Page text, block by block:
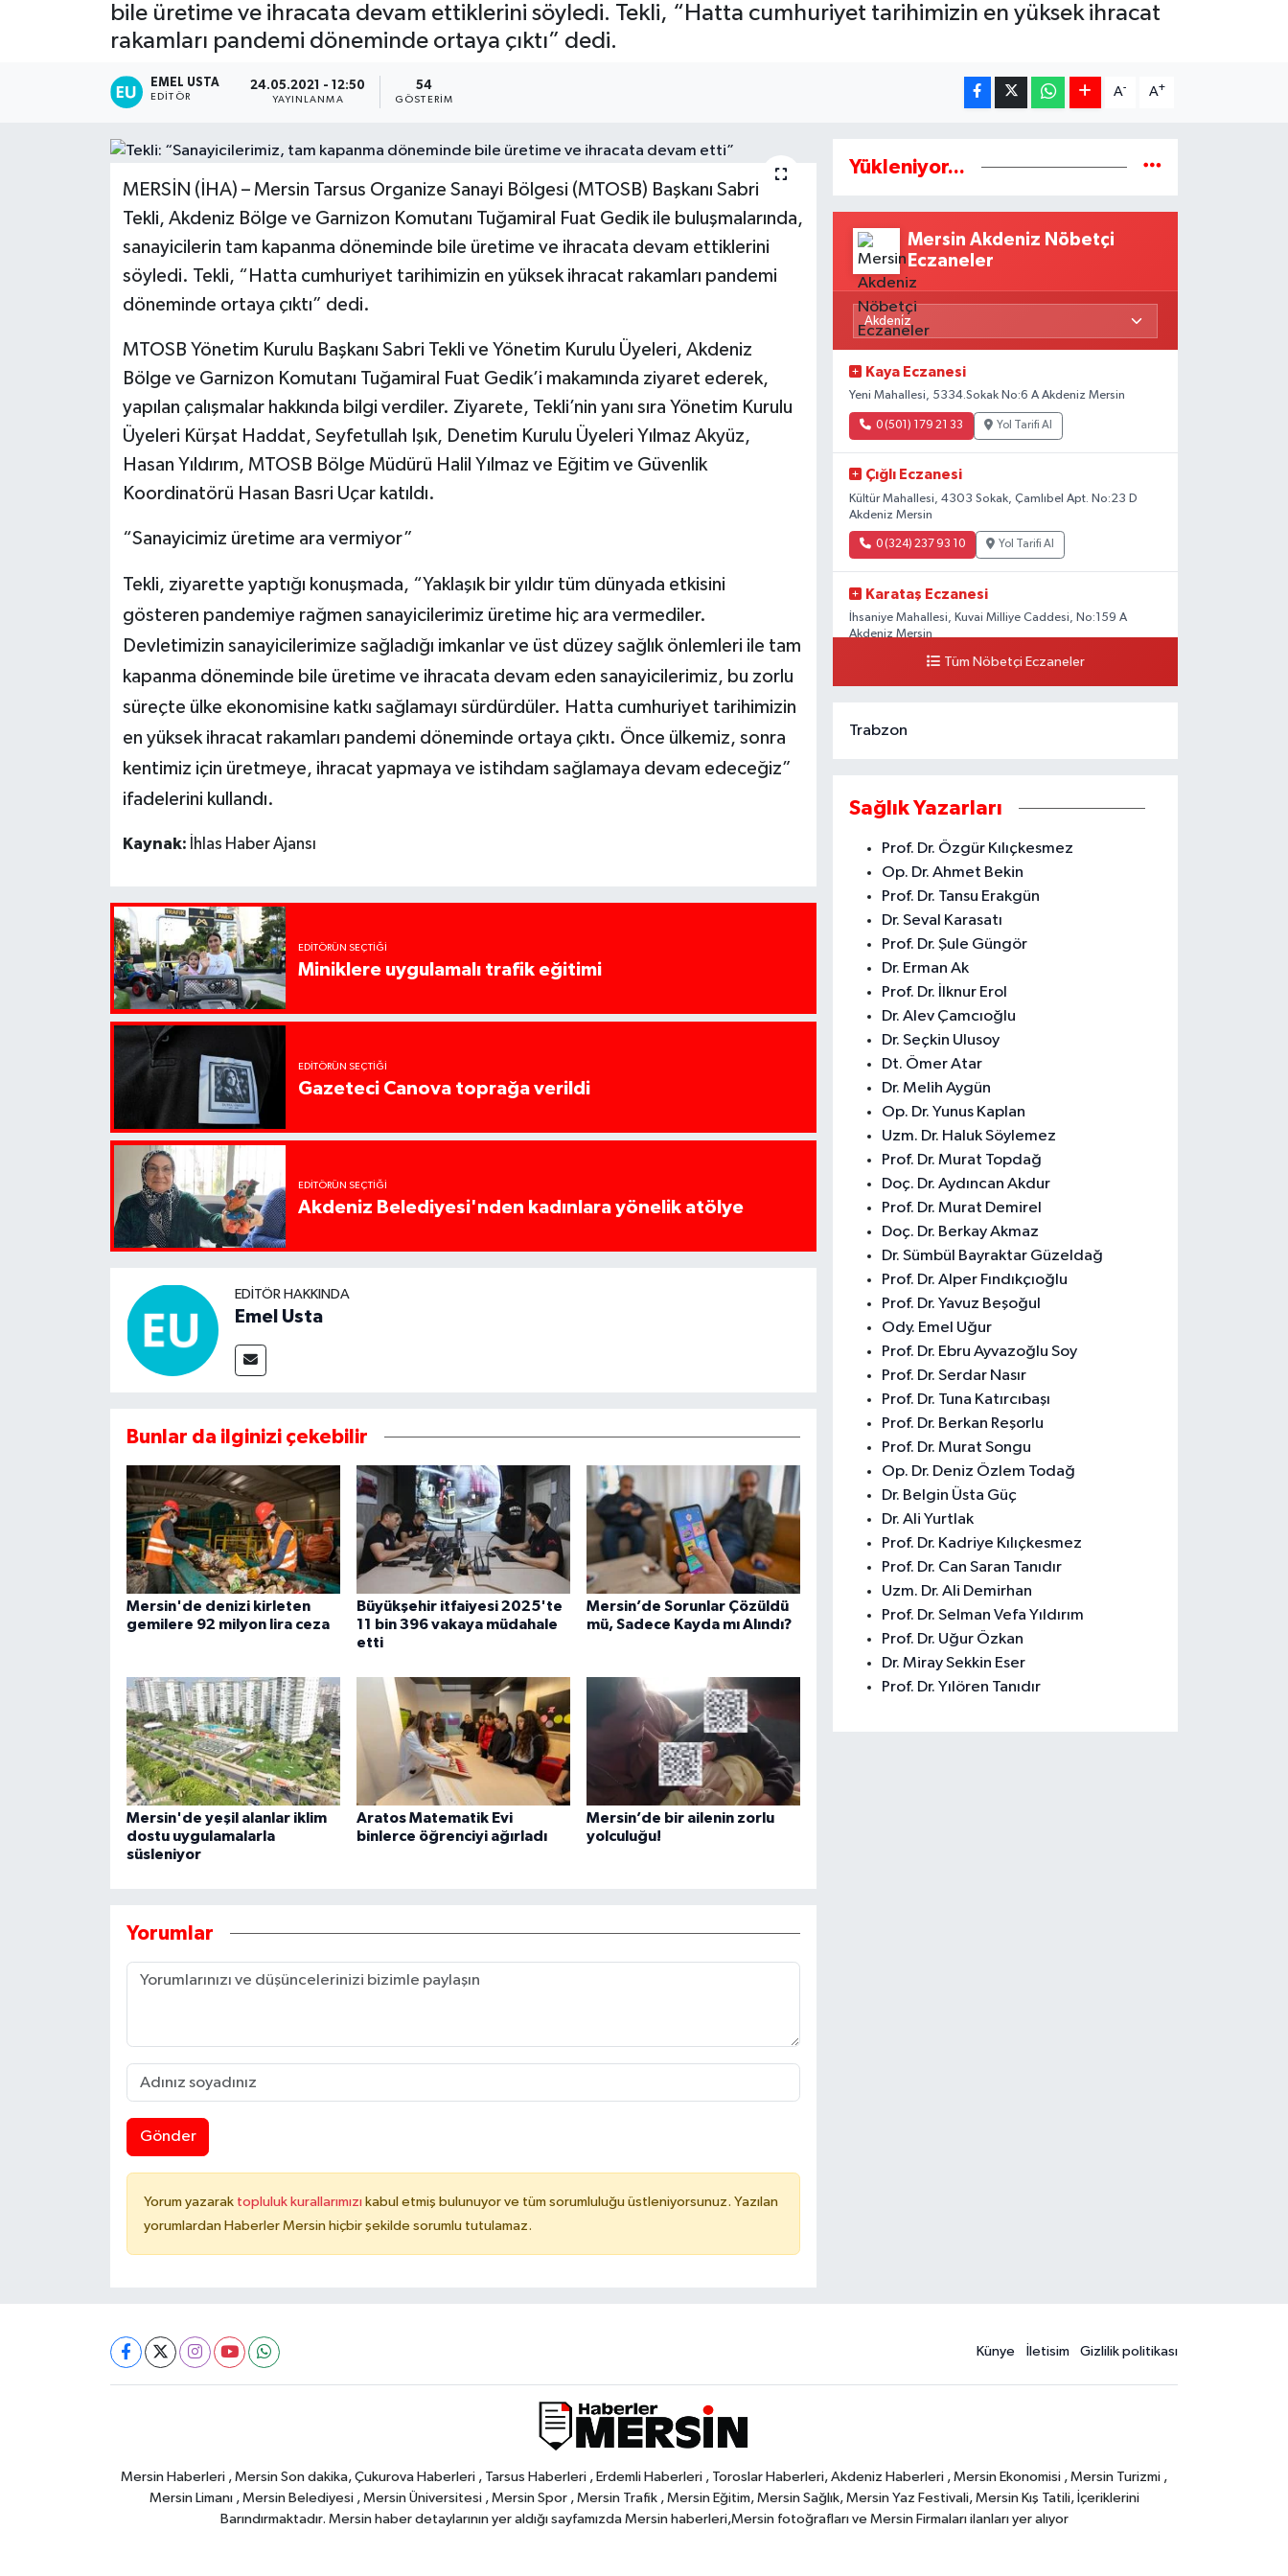
bile üretime ve ihracata devam ettiklerini söyledi. Tekli, “Hatta cumhuriyet tarihimizin en yüksek ihracat
rakamları pandemi döneminde ortaya çıktı” dedi.
EMEL USTA
EDITÖR
24.05.2021 - 12:50
YAYINLANMA
54
GÖSTERIM
A- A+
MERSİN (İHA) – Mersin Tarsus Organize Sanayi Bölgesi (MTOSB) Başkanı Sabri
Tekli, Akdeniz Bölge ve Garnizon Komutanı Tuğamiral Fuat Gedik ile buluşmalarında,
sanayicilerin tam kapanma döneminde bile üretime ve ihracata devam ettiklerini
söyledi. Tekli, “Hatta cumhuriyet tarihimizin en yüksek ihracat rakamları pandemi
döneminde ortaya çıktı” dedi.
MTOSB Yönetim Kurulu Başkanı Sabri Tekli ve Yönetim Kurulu Üyeleri, Akdeniz
Bölge ve Garnizon Komutanı Tuğamiral Fuat Gedik’i makamında ziyaret ederek,
yapılan çalışmalar hakkında bilgi verdiler. Ziyarete, Tekli’nin yanı sıra Yönetim Kurulu
Üyeleri Kürşat Haddat, Seyfetullah Işık, Denetim Kurulu Üyeleri Yılmaz Akyüz,
Hasan Yıldırım, MTOSB Bölge Müdürü Halil Yılmaz ve Eğitim ve Güvenlik
Koordinatörü Hasan Basri Uçar katıldı.
“Sanayicimiz üretime ara vermiyor”
Tekli, ziyarette yaptığı konuşmada, “Yaklaşık bir yıldır tüm dünyada etkisini
gösteren pandemiye rağmen sanayicilerimiz üretime hiç ara vermediler.
Devletimizin sanayicilerimize sağladığı imkanlar ve üst düzey sağlık önlemleri ile tam
kapanma döneminde bile üretime ve ihracata devam eden sanayicilerimiz, bu zorlu
süreçte ülke ekonomisine katkı sağlamayı sürdürdüler. Hatta cumhuriyet tarihimizin
en yüksek ihracat rakamları pandemi döneminde ortaya çıktı. Önce ülkemiz, sonra
kentimiz için üretmeye, ihracat yapmaya ve istihdam sağlamaya devam edeceğiz”
ifadelerini kullandı.
Kaynak: İhlas Haber Ajansı
EDITÖRÜN SEÇTIĞI
Miniklere uygulamalı trafik eğitimi
EDITÖRÜN SEÇTIĞI
Gazeteci Canova toprağa verildi
EDITÖRÜN SEÇTIĞI
Akdeniz Belediyesi'nden kadınlara yönelik atölye
EDITÖR HAKKINDA
Emel Usta
Bunlar da ilginizi çekebilir
Mersin'de denizi kirleten
gemilere 92 milyon lira ceza
Büyükşehir itfaiyesi 2025'te
11 bin 396 vakaya müdahale
etti
Mersin’de Sorunlar Çözüldü
mü, Sadece Kayda mı Alındı?
Mersin'de yeşil alanlar iklim
dostu uygulamalarla
süsleniyor
Aratos Matematik Evi
binlerce öğrenciyi ağırladı
Mersin’de bir ailenin zorlu
yolculuğu!
Yorumlar
Gönder
Yorum yazarak topluluk kurallarımızı kabul etmiş bulunuyor ve tüm sorumluluğu üstleniyorsunuz. Yazılan
yorumlardan Haberler Mersin hiçbir şekilde sorumlu tutulamaz.
Yükleniyor...
Mersin Akdeniz Nöbetçi
Eczaneler
Kaya Eczanesi
Yeni Mahallesi, 5334.Sokak No:6 A Akdeniz Mersin
0 (501) 179 21 33 Yol Tarifi Al
Çığlı Eczanesi
Kültür Mahallesi, 4303 Sokak, Çamlıbel Apt. No:23 D
Akdeniz Mersin
0 (324) 237 93 10 Yol Tarifi Al
Karataş Eczanesi
İhsaniye Mahallesi, Kuvai Milliye Caddesi, No:159 A
Akdeniz Mersin
0 (324) 336 19 52 Yol Tarifi Al
Tüm Nöbetçi Eczaneler
Trabzon
Sağlık Yazarları
Prof. Dr. Özgür Kılıçkesmez
Op. Dr. Ahmet Bekin
Prof. Dr. Tansu Erakgün
Dr. Seval Karasatı
Prof. Dr. Şule Güngör
Dr. Erman Ak
Prof. Dr. İlknur Erol
Dr. Alev Çamcıoğlu
Dr. Seçkin Ulusoy
Dt. Ömer Atar
Dr. Melih Aygün
Op. Dr. Yunus Kaplan
Uzm. Dr. Haluk Söylemez
Prof. Dr. Murat Topdağ
Doç. Dr. Aydıncan Akdur
Prof. Dr. Murat Demirel
Doç. Dr. Berkay Akmaz
Dr. Sümbül Bayraktar Güzeldağ
Prof. Dr. Alper Fındıkçıoğlu
Prof. Dr. Yavuz Beşoğul
Ody. Emel Uğur
Prof. Dr. Ebru Ayvazoğlu Soy
Prof. Dr. Serdar Nasır
Prof. Dr. Tuna Katırcıbaşı
Prof. Dr. Berkan Reşorlu
Prof. Dr. Murat Songu
Op. Dr. Deniz Özlem Todağ
Dr. Belgin Üsta Güç
Dr. Ali Yurtlak
Prof. Dr. Kadriye Kılıçkesmez
Prof. Dr. Can Saran Tanıdır
Uzm. Dr. Ali Demirhan
Prof. Dr. Selman Vefa Yıldırım
Prof. Dr. Uğur Özkan
Dr. Miray Sekkin Eser
Prof. Dr. Yılören Tanıdır
Künye İletisim Gizlilik politikası
Mersin Haberleri , Mersin Son dakika, Çukurova Haberleri , Tarsus Haberleri , Erdemli Haberleri , Toroslar Haberleri, Akdeniz Haberleri , Mersin Ekonomisi , Mersin Turizmi ,
Mersin Limanı , Mersin Belediyesi , Mersin Üniversitesi , Mersin Spor , Mersin Trafik , Mersin Eğitim, Mersin Sağlık, Mersin Yaz Festivali, Mersin Kış Tatili, İçeriklerini
Barındırmaktadır. Mersin haber detaylarının yer aldığı sayfamızda Mersin haberleri,Mersin fotoğrafları ve Mersin Firmaları ilanları yer alıyor